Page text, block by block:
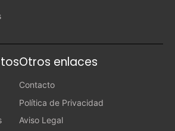
Otros enlaces
Contacto
Política de Privacidad
Aviso Legal